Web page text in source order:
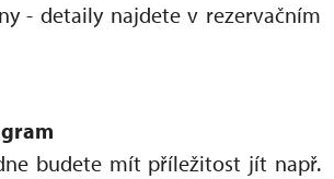
- detaily najdete v rezervačním
budete mít příležitost jít např.